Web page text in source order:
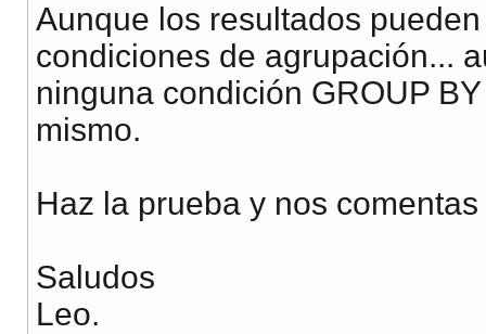
Aunque los resultados
condiciones de agrupación...
ninguna condición GROUP
mismo.
Haz la prueba y nos comentas
Saludos
Leo.